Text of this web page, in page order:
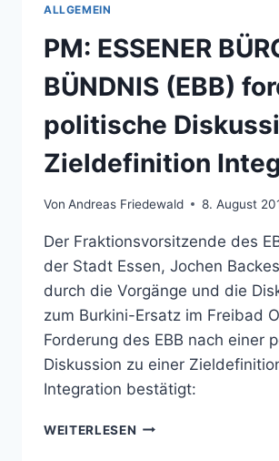
ALLGEMEIN
PM: ESSENER
BÜNDNIS (EBB)
politische
Zieldefinition
Von Andreas Friedewald 8. August
Der Fraktionsvorsitzende des
der Stadt Essen, Jochen
durch die Vorgänge und die
zum Burkini-Ersatz im Freibad
Forderung des EBB nach einer
Diskussion zu einer
Integration bestätigt:
WEITERLESEN PM: